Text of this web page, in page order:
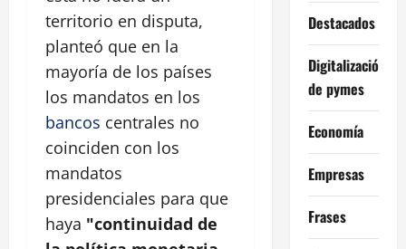
territorio en disputa,
planteó que en la
mayoría de los países
los mandatos en los
bancos centrales no
coinciden con los
mandatos
presidenciales para que
haya "continuidad de
Destacados
Digitalización
de pymes
Economía
Empresas
Frases